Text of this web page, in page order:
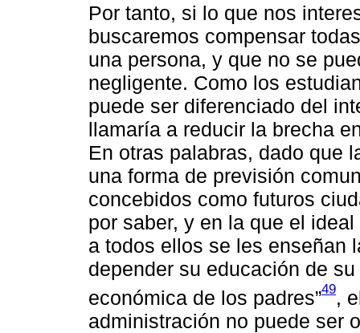
Por tanto, si lo que nos
buscaremos compensar
una persona, y que no se
negligente. Como los
puede ser diferenciado del
llamaría a reducir la brecha
En otras palabras, dado que
una forma de previsión
concebidos como futuros
por saber, y en la que el
a todos ellos se les enseñan
depender su educación de
económica de los padres”49,
administración no puede ser